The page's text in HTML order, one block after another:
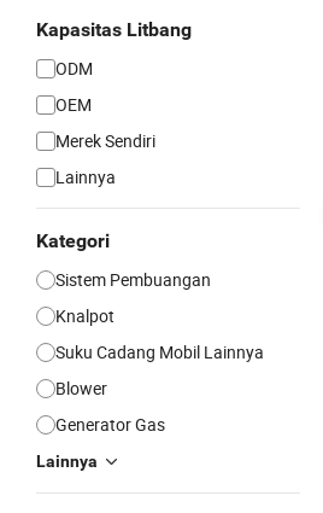
Kapasitas Litbang
ODM
OEM
Merek Sendiri
Lainnya
Kategori
Sistem Pembuangan
Knalpot
Suku Cadang Mobil Lainnya
Blower
Generator Gas
Lainnya